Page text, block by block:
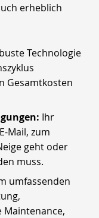
erheblich
Technologie
Gesamtkosten
Ihr
Mail, zum
geht oder
muss.
umfassenden